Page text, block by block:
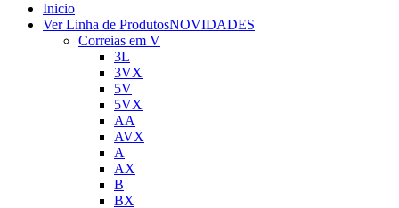
Inicio
Ver Linha de ProdutosNOVIDADES
Correias em V
3L
3VX
5V
5VX
AA
AVX
A
AX
B
BX